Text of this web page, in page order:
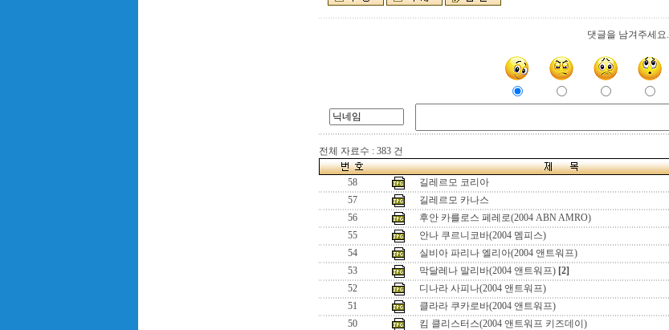
댓글을 남겨주세요.
전체 자료수 : 383 건
58 길레르모 코리아
57
길레르모 카나스
56
후안 카를로스 페레로(2004 ABN AMRO)
55
안나 쿠르니코바(2004 멤피스)
54
실비아 파리나 엘리아(2004 앤트워프)
53
막달레나 말리바(2004 앤트워프) [2]
52
디나라 사피나(2004 앤트워프)
51
클라라 쿠카로바(2004 앤트워프)
50
킴 클리스터스(2004 앤트워프 키즈데이)